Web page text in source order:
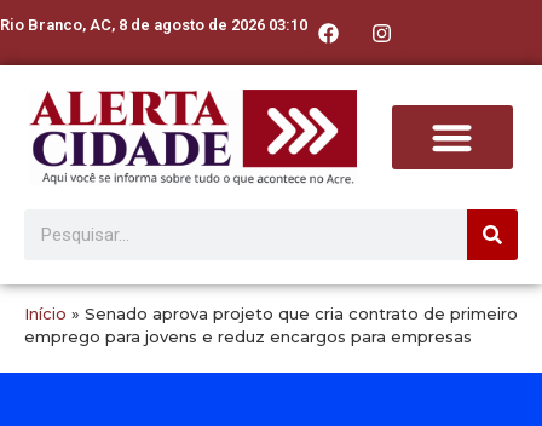
Rio Branco, AC, 8 de agosto de 2026 03:10
Início » Senado aprova projeto que cria contrato de primeiro
emprego para jovens e reduz encargos para empresas